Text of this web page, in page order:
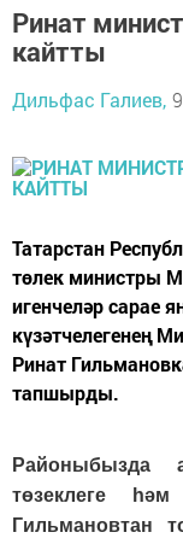
Ринат
кайтты
Дильфас Галиев,
Татарстан
төлек министры
игенчеләр сарае
күзәтчелегенең
Ринат
тапшырды.
Районыбызда
төзеклеге һәм
Гильмановтан